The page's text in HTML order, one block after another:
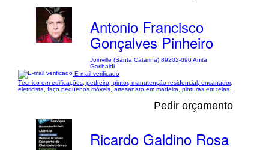
Antonio Francisco
Gonçalves Pinheiro
Joinville (Santa Catarina) 89202-090 Anita
Garibaldi
E-mail verificado
Técnico em edificações, pedreiro, pintor, manutenção residencial, encanador,
eletricista, faço pequenos móveis, artesanato em madeira, pinturas em telas.
Pedir orçamento
Ricardo Galdino Rosa